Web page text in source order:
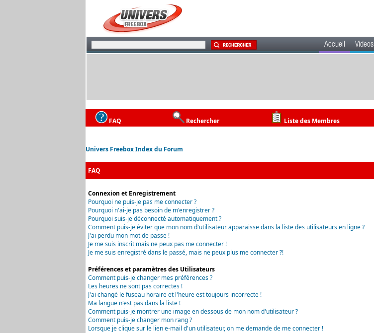
Accueil Videos
FAQ Rechercher Liste des Membres
Univers Freebox Index du Forum
FAQ
Connexion et Enregistrement
Pourquoi ne puis-je pas me connecter ?
Pourquoi n'ai-je pas besoin de m'enregistrer ?
Pourquoi suis-je déconnecté automatiquement ?
Comment puis-je éviter que mon nom d'utilisateur apparaisse dans la liste des utilisateurs en ligne ?
J'ai perdu mon mot de passe !
Je me suis inscrit mais ne peux pas me connecter !
Je me suis enregistré dans le passé, mais ne peux plus me connecter ?!
Préférences et paramètres des Utilisateurs
Comment puis-je changer mes préférences ?
Les heures ne sont pas correctes !
J'ai changé le fuseau horaire et l'heure est toujours incorrecte !
Ma langue n'est pas dans la liste !
Comment puis-je montrer une image en dessous de mon nom d'utilisateur ?
Comment puis-je changer mon rang ?
Lorsque je clique sur le lien e-mail d'un utilisateur, on me demande de me connecter !